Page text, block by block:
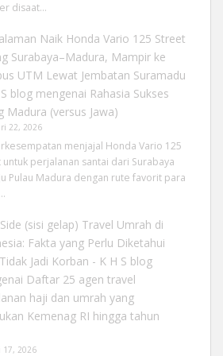
disaat…
Naik Honda Vario 125 Street
Surabaya–Madura, Mampir ke
UTM Lewat Jembatan Suramadu
blogmengenai Rahasia Sukses
Madura (versus Jawa)
22, 2026
menjajal Honda Vario 125
untuk perjalanan santai dari Surabaya
Pulau Madura dengan rute favorit para
(sisi gelap) Travel Umrah di
Fakta yang Perlu Diketahui
Jadi Korban - K H S blog
Daftar 25 agen travel
haji dan umrah yang
Kemenag RI hingga tahun
17, 2026